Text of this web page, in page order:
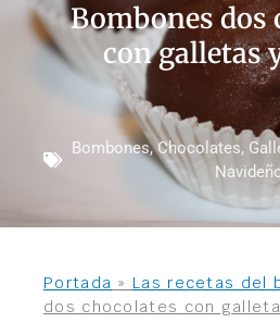
Bombones dos
con galletas
Bombones,Chocolates,
Portada » Las recetas del
dos chocolates con